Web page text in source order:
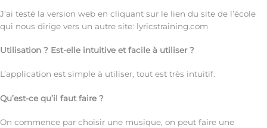
J’ai testé la version web en cliquant sur le lien du site de l’école
qui nous dirige vers un autre site: lyricstraining.com
Utilisation ? Est-elle intuitive et facile à utiliser ?
L’application est simple à utiliser, tout est très intuitif.
Qu’est-ce qu’il faut faire ?
On commence par choisir une musique, on peut faire une